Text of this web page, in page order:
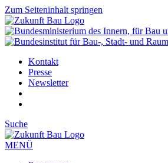
Zum Seiteninhalt springen
Kontakt
Presse
Newsletter
Suche
MENÜ